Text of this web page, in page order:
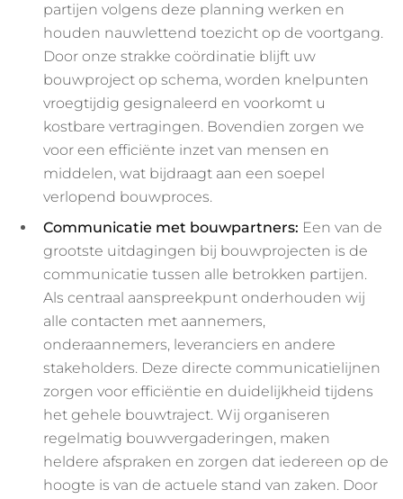
partijen volgens deze planning werken en
houden nauwlettend toezicht op de voortgang.
Door onze strakke coördinatie blijft uw
bouwproject op schema, worden knelpunten
vroegtijdig gesignaleerd en voorkomt u
kostbare vertragingen. Bovendien zorgen we
voor een efficiënte inzet van mensen en
middelen, wat bijdraagt aan een soepel
verlopend bouwproces.
Communicatie met bouwpartners: Een van de
grootste uitdagingen bij bouwprojecten is de
communicatie tussen alle betrokken partijen.
Als centraal aanspreekpunt onderhouden wij
alle contacten met aannemers,
onderaannemers, leveranciers en andere
stakeholders. Deze directe communicatielijnen
zorgen voor efficiëntie en duidelijkheid tijdens
het gehele bouwtraject. Wij organiseren
regelmatig bouwvergaderingen, maken
heldere afspraken en zorgen dat iedereen op de
hoogte is van de actuele stand van zaken. Door